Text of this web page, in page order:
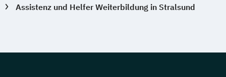
Assistenz und Helfer Weiterbildung in Stralsund